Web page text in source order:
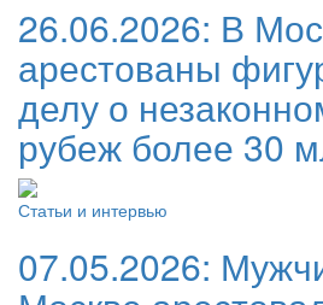
26.06.2026: В
арестованы
делу о
рубеж более 30
Статьи и интервью
07.05.2026: